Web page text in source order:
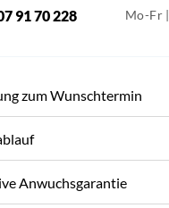
91 70 228 Mo-Fr
zum Wunschtermin
Anwuchsgarantie